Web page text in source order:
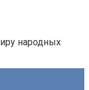
народных